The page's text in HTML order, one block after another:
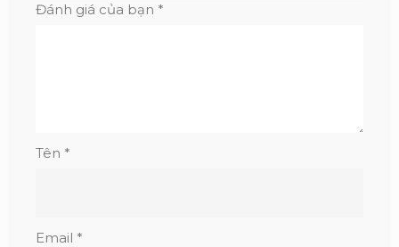
Đánh giá của bạn *
Tên *
Email *